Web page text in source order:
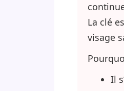
La clé
visage
Il